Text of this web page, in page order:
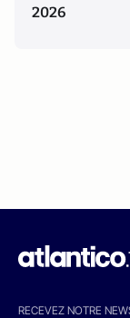
2026
RECEVEZ NOTRE